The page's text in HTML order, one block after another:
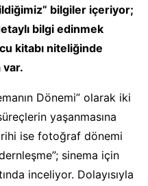
bilgiler içeriyor;
bilgi edinmek
kitabı niteliğinde
Dönemi” olarak iki
yaşanmasına
ise fotoğraf dönemi
sinema için
inceliyor. Dolayısıyla